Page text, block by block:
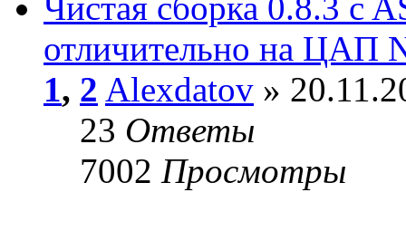
отличительно на ЦАП
1, 2 Alexdatov »
23 Ответы
7002 Просмотры